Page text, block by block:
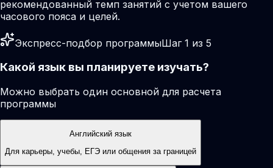
рекомендованный темп занятий с учетом вашего
часового пояса и целей.
Экспресс-подбор программыШаг 1 из 5
Какой язык вы планируете изучать?
Можно выбрать один основной для расчета
программы
Английский язык
Для карьеры, учебы, ЕГЭ или общения за границей